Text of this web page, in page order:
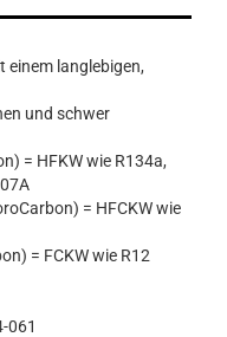
einem langlebigen,
und schwer
= HFKW wie R134a,
= HFCKW wie
= FCKW wie R12
061